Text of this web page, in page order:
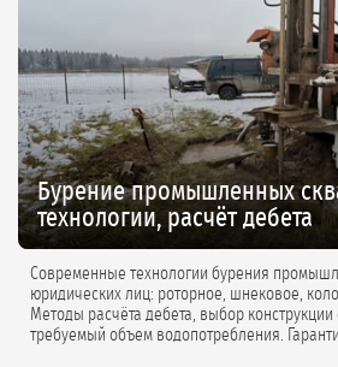
Бурение промышленных
технологии, расчёт дебета
Современные технологии бурения
юридических лиц: роторное, шнековое, колонковое бурение.
Методы расчёта дебета, выбор
требуемый объем водопотребления.